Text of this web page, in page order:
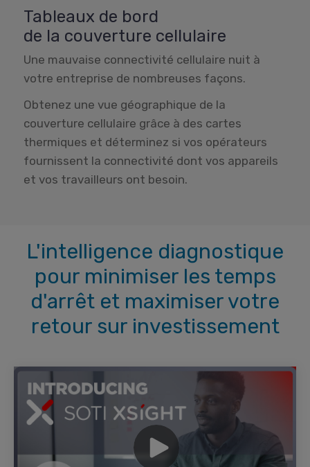
Tableaux de bord
de la couverture cellulaire
Une mauvaise connectivité cellulaire nuit à
votre entreprise de nombreuses façons.
Obtenez une vue géographique de la
couverture cellulaire grâce à des cartes
thermiques et déterminez si vos opérateurs
fournissent la connectivité dont vos appareils
et vos travailleurs ont besoin.
L'intelligence diagnostique
pour minimiser les temps
d'arrêt et maximiser votre
retour sur investissement